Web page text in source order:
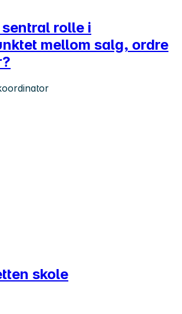
rolle i
mellom salg, ordre
skole